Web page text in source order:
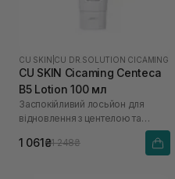
CU SKIN CU DR.SOLUTION CICAMING
CU SKIN Cicaming Centeca
B5 Lotion 100 мл
Заспокійливий лосьйон для
відновлення з центелою та
1 061₴1 248₴